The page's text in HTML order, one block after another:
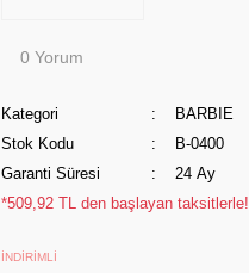
0 Yorum
Kategori
BARBIE
Stok Kodu
B-0400
Garanti Süresi
24 Ay
*509,92 TL den başlayan taksitlerle!
İNDİRİMLİ